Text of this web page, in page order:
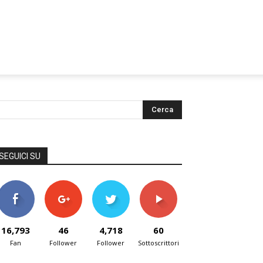
SU
16,793
Fan
46
Follower
4,718
Follower
60
Sottoscrittori